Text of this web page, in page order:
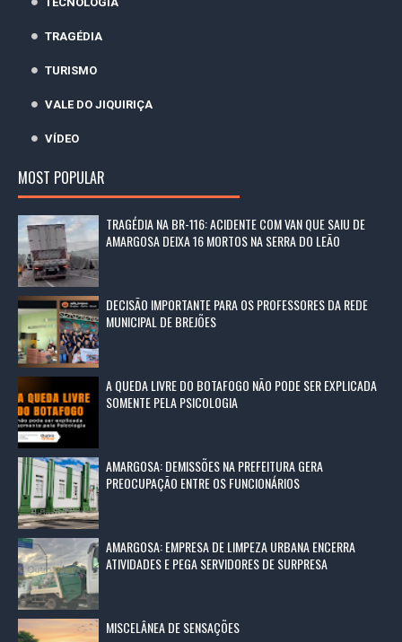
TRAGÉDIA
TURISMO
VALE DO JIQUIRIÇA
VÍDEO
MOST POPULAR
TRAGÉDIA NA BR-116: ACIDENTE COM VAN QUE SAIU DE
AMARGOSA DEIXA 16 MORTOS NA SERRA DO LEÃO
DECISÃO IMPORTANTE PARA OS PROFESSORES DA REDE
MUNICIPAL DE BREJÕES
A QUEDA LIVRE DO BOTAFOGO NÃO PODE SER EXPLICADA
SOMENTE PELA PSICOLOGIA
AMARGOSA: DEMISSÕES NA PREFEITURA GERA
PREOCUPAÇÃO ENTRE OS FUNCIONÁRIOS
AMARGOSA: EMPRESA DE LIMPEZA URBANA ENCERRA
ATIVIDADES E PEGA SERVIDORES DE SURPRESA
MISCELÂNEA DE SENSAÇÕES